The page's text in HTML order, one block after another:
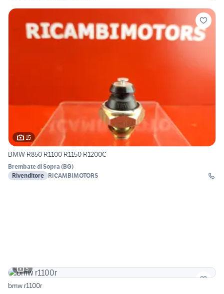
15
BMW R850 R1100 R1150 R1200C
Brembate di Sopra (BG)
Rivenditore RICAMBIMOTORS
5
bmw r1100r